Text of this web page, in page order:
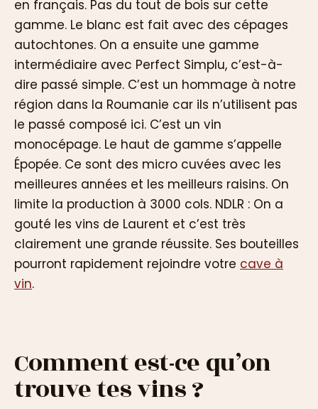
en français. Pas du tout de bois sur cette
gamme. Le blanc est fait avec des cépages
autochtones. On a ensuite une gamme
intermédiaire avec Perfect Simplu, c’est-à-
dire passé simple. C’est un hommage à notre
région dans la Roumanie car ils n’utilisent pas
le passé composé ici. C’est un vin
monocépage. Le haut de gamme s’appelle
Épopée. Ce sont des micro cuvées avec les
meilleures années et les meilleurs raisins. On
limite la production à 3000 cols. NDLR : On a
gouté les vins de Laurent et c’est très
clairement une grande réussite. Ses bouteilles
pourront rapidement rejoindre votre cave à
vin.
Comment est-ce qu’on
trouve tes vins ?